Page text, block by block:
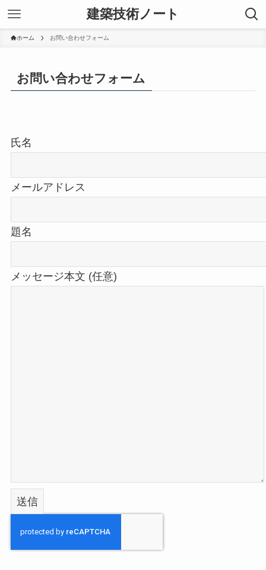
建築技術ノート
ホーム お問い合わせフォーム
お問い合わせフォーム
氏名
メールアドレス
題名
メッセージ本文 (任意)